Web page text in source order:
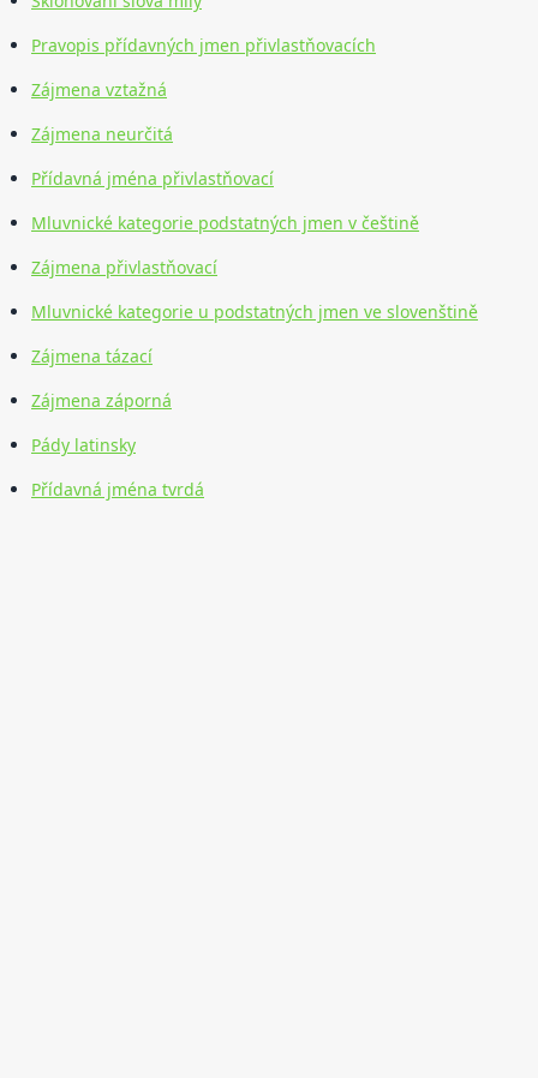
Pravopis přídavných jmen přivlastňovacích
Zájmena vztažná
Zájmena neurčitá
Přídavná jména přivlastňovací
Mluvnické kategorie podstatných jmen v češtině
Zájmena přivlastňovací
Mluvnické kategorie u podstatných jmen ve slovenštině
Zájmena tázací
Zájmena záporná
Pády latinsky
Přídavná jména tvrdá